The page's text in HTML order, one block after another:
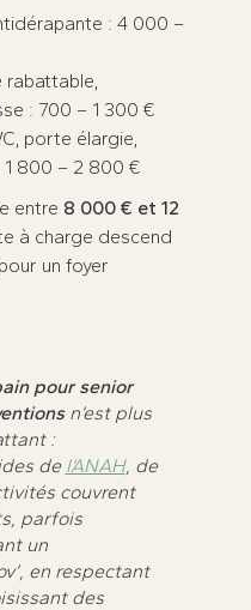
: 4 000 –
rabattable,
: 700 – 1 300 €
porte élargie,
1 800 – 2 800 €
entre 8 000 € et 12
à charge descend
un foyer
pour senior
n’est plus
:
de l’ANAH, de
couvrent
parfois
un
en respectant
des